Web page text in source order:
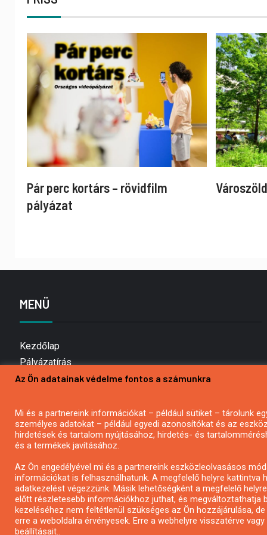
Pár perc kortárs – rövidfilm
pályázat
MENÜ
Kezdőlap
Pályázatírás
Bemutatkozás
Hírlevél feliratkozás
Impresszum
Kapcsolat
Az Ön adatainak védelme fontos a számunkra
Mi és a partnereink információkat – például sütiket – tárolunk
személyes adatokat – például egyedi azonosítókat és az
hirdetések és tartalom nyújtásához, hirdetés- és
és a termékek javításához.
Az Ön engedélyével mi és a partnereink eszközleolvasásos
információkat is felhasználhatunk. A megfelelő helyre
adatkezelést végezzünk. Másik lehetőségként a megfelelő
előtt részletesebb információkhoz juthat, és megváltoztathatja
kezeléséhez nem feltétlenül szükséges az Ön hozzájárulása,
erre a weboldalra érvényesek. Erre a webhelyre visszatérve
beállításait..